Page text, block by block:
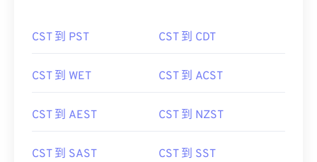
CST 到 PST CST 到 CDT
CST 到 WET CST 到 ACST
CST 到 AEST CST 到 NZST
CST 到 SAST CST 到 SST